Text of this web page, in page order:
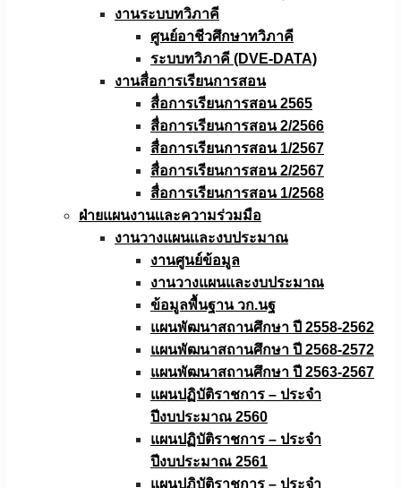
งานระบบทวิภาคี
ศูนย์อาชีวศึกษาทวิภาคี
ระบบทวิภาคี (DVE-DATA)
งานสื่อการเรียนการสอน
สื่อการเรียนการสอน 2565
สื่อการเรียนการสอน 2/2566
สื่อการเรียนการสอน 1/2567
สื่อการเรียนการสอน 2/2567
สื่อการเรียนการสอน 1/2568
ฝ่ายแผนงานเเละความร่วมมือ
งานวางแผนเเละงบประมาณ
งานศูนย์ข้อมูล
งานวางแผนและงบประมาณ
ข้อมูลพื้นฐาน วก.นฐ
แผนพัฒนาสถานศึกษา ปี 2558-2562
แผนพัฒนาสถานศึกษา ปี 2568-2572
แผนพัฒนาสถานศึกษา ปี 2563-2567
แผนปฏิบัติราชการ – ประจำ
ปีงบประมาณ 2560
แผนปฏิบัติราชการ – ประจำ
ปีงบประมาณ 2561
แผนปฏิบัติราชการ – ประจำ